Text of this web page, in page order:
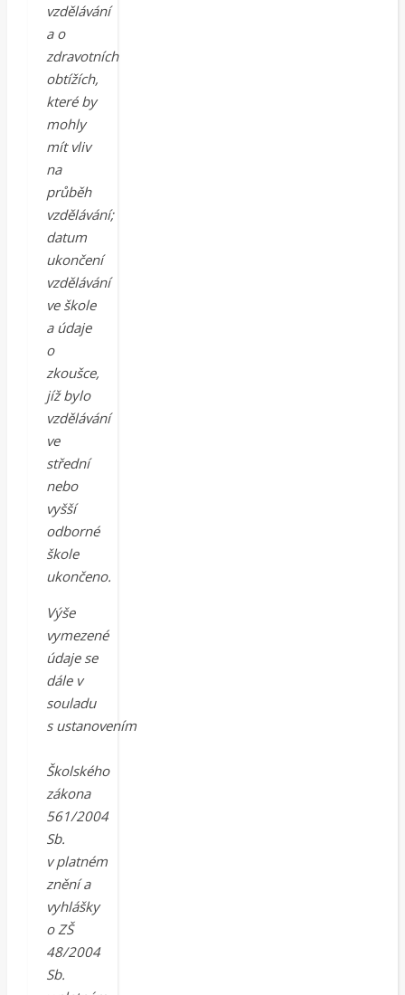
vzdělávání
a o
zdravotních
obtížích,
které by
mohly
mít vliv
na
průběh
vzdělávání;
datum
ukončení
vzdělávání
ve škole
a údaje
o
zkoušce,
jíž bylo
vzdělávání
ve
střední
nebo
vyšší
odborné
škole
ukončeno.
Výše
vymezené
údaje se
dále v
souladu
s ustanovením
Školského
zákona
561/2004
Sb.
v platném
znění a
vyhlášky
o ZŠ
48/2004
Sb.